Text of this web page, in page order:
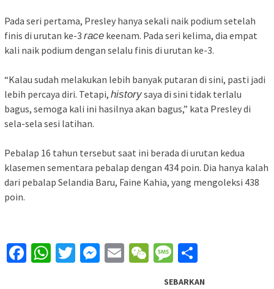
Pada seri pertama, Presley hanya sekali naik podium setelah
finis di urutan ke-3 race keenam. Pada seri kelima, dia empat
kali naik podium dengan selalu finis di urutan ke-3.
“Kalau sudah melakukan lebih banyak putaran di sini, pasti jadi
lebih percaya diri. Tetapi, historysaya di sini tidak terlalu
bagus, semoga kali ini hasilnya akan bagus,” kata Presley di
sela-sela sesi latihan.
Pebalap 16 tahun tersebut saat ini berada di urutan kedua
klasemen sementara pebalap dengan 434 poin. Dia hanya kalah
dari pebalap Selandia Baru, Faine Kahia, yang mengoleksi 438
poin.
Facebook
WhatsApp
Twitter
Messenger
EmailWeChatMessage
SEBARKAN